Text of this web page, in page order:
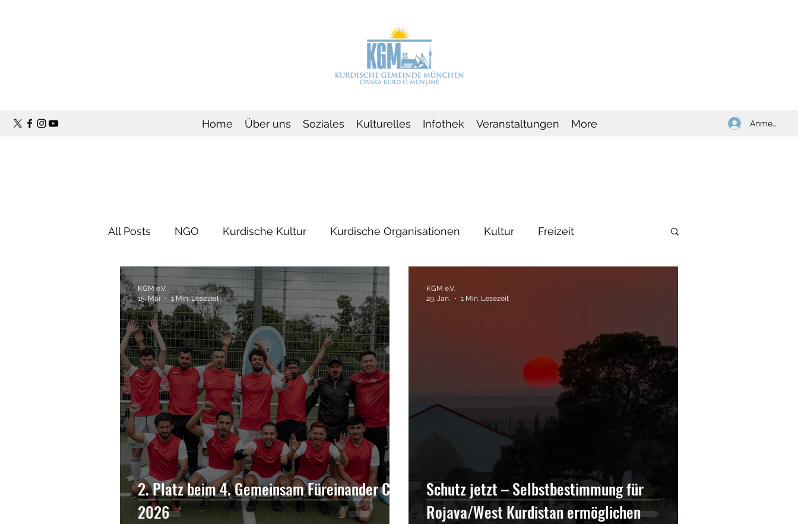
Home Über uns Soziales Kulturelles Infothek Veranstaltungen More Anmelden
All Posts NGO Kurdische Kultur Kurdische Organisationen Kultur Freizeit
Pressemitteilung Kurdische Gemeinde Interview
Literatur Bücher Ausflüge Kino Kurdische Filme
Sport
2. Platz beim 4. Gemeinsam Füreinander Cup
2026
KGM e.V.
15. Mai
1 Min. Lesezeit
Schutz jetzt – Selbstbestimmung für
Rojava/West Kurdistan ermöglichen
KGM e.V.
29. Jan.
1 Min. Lesezeit